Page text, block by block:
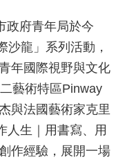
政府青年局於今
沙龍」系列活動，
年國際視野與文化
藝術特區Pinway
與法國藝術家克里
人生｜用書寫、用
作經驗，展開一場